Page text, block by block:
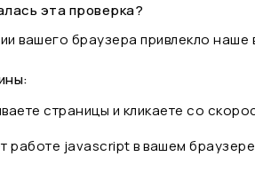
эта проверка?
вашего браузера привлекло наше
страницы и кликаете со
работе javascript в вашем браузере